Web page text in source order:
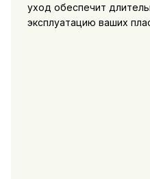
уход обеспечит
эксплуатацию ваших